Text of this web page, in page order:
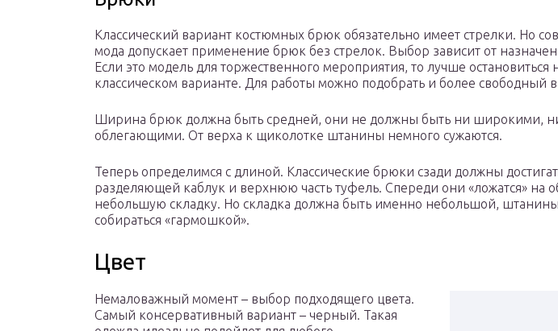
Классический вариант костюмных брюк обязательно имеет стрелки. Но
мода допускает применение брюк без стрелок. Выбор зависит от
Если это модель для торжественного мероприятия, то лучше остановиться
классическом варианте. Для работы можно подобрать и более свободный
Ширина брюк должна быть средней, они не должны быть ни широкими,
облегающими. От верха к щиколотке штанины немного сужаются.
Теперь определимся с длиной. Классические брюки сзади должны
разделяющей каблук и верхнюю часть туфель. Спереди они «ложатся» на
небольшую складку. Но складка должна быть именно небольшой,
собираться «гармошкой».
Цвет
Немаловажный момент – выбор подходящего цвета.
Самый консервативный вариант – черный. Такая